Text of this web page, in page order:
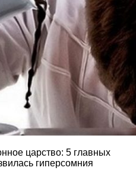
царство: 5 главных
гиперсомния